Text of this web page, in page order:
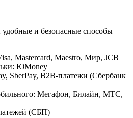
и безопасные способы
Mastercard, Maestro, Мир, JCB
ЮMoney
SberPay, B2B-платежи (Сбербанк
Мегафон, Билайн, МТС,
(СБП)